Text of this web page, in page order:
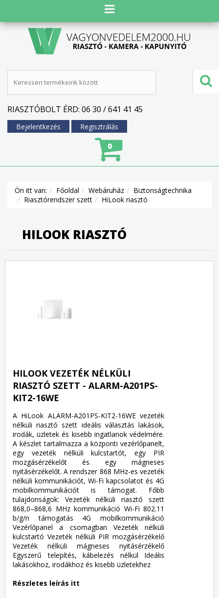
RIASZTÓBOLT ÉRD: 06 30 / 641 41 45
Bejelentkezés Regisztrálás
0
Ön itt van: Főoldal Webáruház
Biztonságtechnika
Riasztórendszer szett
HiLook riasztó
HILOOK RIASZTÓ
HILOOK VEZETÉK NÉLKÜLI
RIASZTÓ SZETT - ALARM-A201PS-
KIT2-16WE
A HiLook ALARM-A201PS-KIT2-16WE vezeték
nélküli riasztó szett ideális választás lakások,
irodák, üzletek és kisebb ingatlanok védelmére.
A készlet tartalmazza a központi vezérlőpanelt,
egy vezeték nélküli kulcstartót, egy PIR
mozgásérzékelőt és egy mágneses
nyitásérzékelőt. A rendszer 868 MHz-es vezeték
nélküli kommunikációt, Wi-Fi kapcsolatot és 4G
mobilkommunikációt is támogat. Főbb
tulajdonságok: Vezeték nélküli riasztó szett
868,0–868,6 MHz kommunikáció Wi-Fi 802.11
b/g/n támogatás 4G mobilkommunikáció
Vezérlőpanel a csomagban Vezeték nélküli
kulcstartó Vezeték nélküli PIR mozgásérzékelő
Vezeték nélküli mágneses nyitásérzékelő
Egyszerű telepítés, kábelezés nélkül Ideális
lakásokhoz, irodákhoz és kisebb üzletekhez
Részletes leírás itt